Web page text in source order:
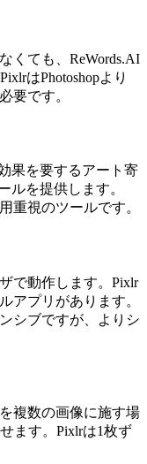
くても、ReWords.AI
はPhotoshopより
要です。
果を要するアート寄
ルを提供します。
重視のツールです。
で動作します。Pixlr
アプリがあります。
シブですが、よりシ
複数の画像に施す場
ます。Pixlrは1枚ず